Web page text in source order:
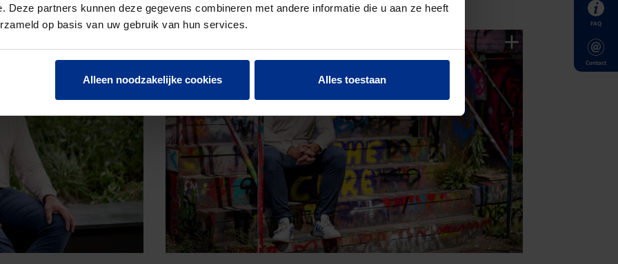
Deze partners kunnen deze gegevens combineren met andere informatie die u aan ze heeft
op basis van uw gebruik van hun services.
Alleen noodzakelijke cookies Alles toestaan
FAQ
Contact